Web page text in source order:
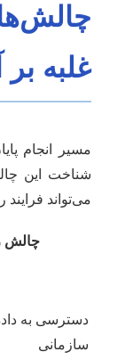
غلبه بر
مسیر انجام
شناخت این
می‌تواند فرایند
چالش
دسترسی به
سازمانی